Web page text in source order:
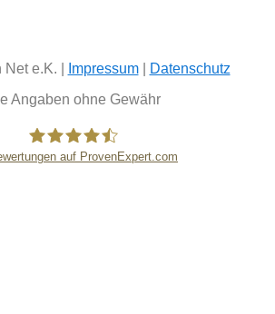
e.K. | Impressum|
Datenschutz
Angaben ohne Gewähr
auf ProvenExpert.com